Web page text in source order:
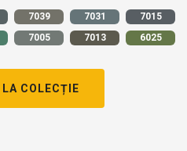
7039 7031
7015
7005 7013 6025
COLECȚIE